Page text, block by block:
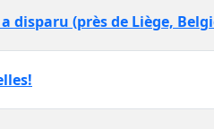
disparu (près de Liège,